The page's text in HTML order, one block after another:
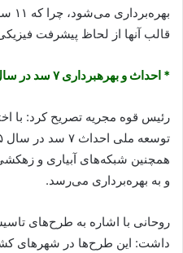
قالب آنها از لحاظ پیشرفت
* احداث و بهره‎برداری ۷ سد در سال ۹۵
رئیس قوه مجریه تصریح کرد: با
همچنین شبکه‌های آبیاری و زهکشی
و به بهره‌برداری می‌رسد.
روحانی با اشاره به طرح‌های